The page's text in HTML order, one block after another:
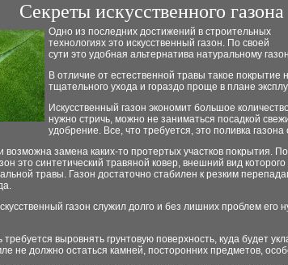
Секреты искусственного газона
Одно из последних достижений в строительных
технологиях это искусственный газон. По своей
сути это удобная альтернатива натуральному
В отличие от естественной травы такое покрытие
тщательного ухода и гораздо проще в плане
Искусственный газон экономит большое
нужно стричь, можно не заниматься посадкой
удобрение. Все, что требуется, это поливка
возможна замена каких-то протертых участков покрытия. По
это синтетический травяной ковер, внешний вид которого
травы. Газон достаточно стабилен к резким
газон служил долго и без лишних проблем его
выровнять грунтовую поверхность, куда будет
не должно остаться камней, посторонних предметов,